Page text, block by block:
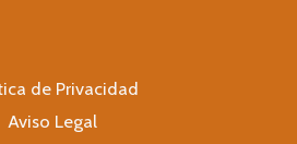
de Privacidad
Aviso Legal